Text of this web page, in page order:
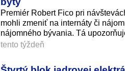
Premiér Robert Fico pri
mohli zmeniť na internáty či
nájomného bývania. Tá
tento týždeň